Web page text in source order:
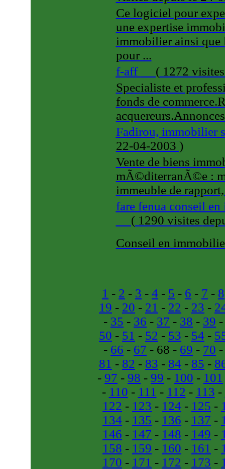
Ce logiciel pour
une expertise
immobilier ainsi
pour ...
f-aff
(1272
Specialiste et
fonds de
Fadirou, immobilier
22-04-2003 )
Vente de biens
mÃ©diterranÃ©e :
immeuble de
fare fenua conseil
(1290 visites
Conseil en
1 - 2 - 3 - 4 - 5 - 6 - 7 - 8
19 - 20 - 21 - 22 - 23 -
- 35 - 36 - 37 - 38 - 39
50 - 51 - 52 - 53 - 54 -
- 66 - 67 - 68 - 69 - 70
81 - 82 - 83 - 84 - 85 -
- 97 - 98 - 99 - 100 - 101
- 110 - 111 - 112 - 113 -
122 - 123 - 124 - 125 -
134 - 135 - 136 - 137 -
146 - 147 - 148 - 149 -
158 - 159 - 160 - 161 -
170 - 171 - 172 - 173 -